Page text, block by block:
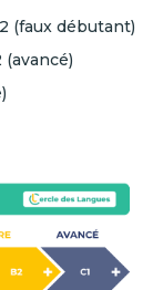
(faux débutant)
(avancé)